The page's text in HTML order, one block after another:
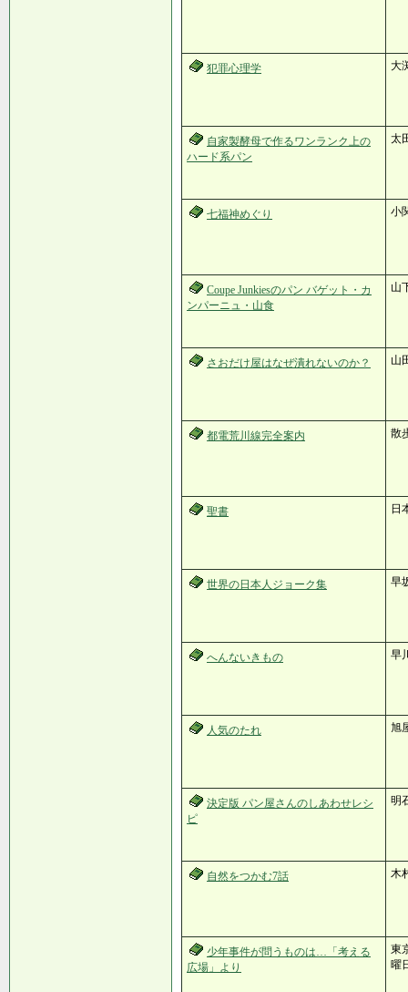
犯罪心理学 大
自家製酵母で作るワンランク上の
ハード系パン
太
七福神めぐり 小
Coupe Junkiesのパン バゲット・カ
ンパーニュ・山食
山
さおだけ屋はなぜ潰れないのか？ 山
都電荒川線完全案内 散
聖書 日
世界の日本人ジョーク集 早
へんないきもの 早
人気のたれ 旭
決定版 パン屋さんのしあわせレシ
ピ
明
自然をつかむ7話 木
少年事件が問うものは…「考える
広場」より
東
曜